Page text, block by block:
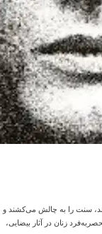
سنت را به چالش می‌کشند و
زنان در آثار بیضایی،